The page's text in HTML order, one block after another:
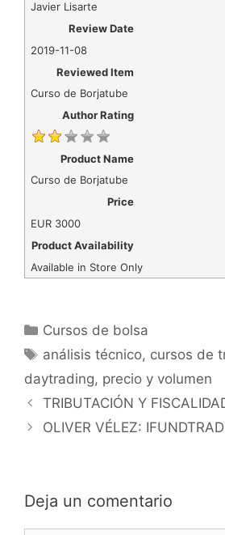
Javier Lisarte
Review Date
2019-11-08
Reviewed Item
Curso de Borjatube
Author Rating
Product Name
Curso de Borjatube
Price
EUR3000
Product Availability
Available in Store Only
Categorías
Cursos de bolsa
Etiquetas
análisis técnico, cursos de
daytrading, precio y volumen
TRIBUTACIÓN Y
OLIVER VÉLEZ:
Deja un comentario